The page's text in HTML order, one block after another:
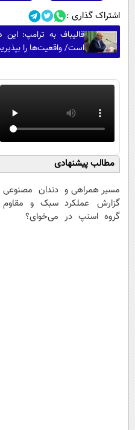
اشتراک گذاری :
قالیباف به ترامپ:
است/ واقعیت‌ها را
مطالب پیشنهادی
مسیر همراهی و
گزارش عملکرد
گروه اسنپ در
دندان مصنوعی
سبک و مقاوم
می‌خوای؟